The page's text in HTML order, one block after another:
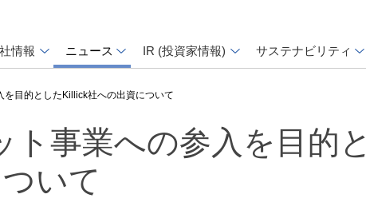
情報 ニュース IR (投資家情報) サステナビリティ
目的としたKillick社への出資について
事業への参入を目的と
いて